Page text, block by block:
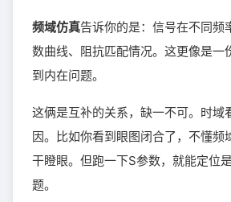
频域仿真告诉你的是：信号在不同频
数曲线、阻抗匹配情况。这更像是一
到内在问题。
这俩是互补的关系，缺一不可。时域
因。比如你看到眼图闭合了，不懂频
干瞪眼。但跑一下S参数，就能定位
题。